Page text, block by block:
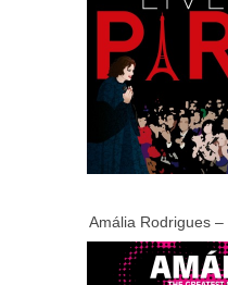
Amália Rodrigues